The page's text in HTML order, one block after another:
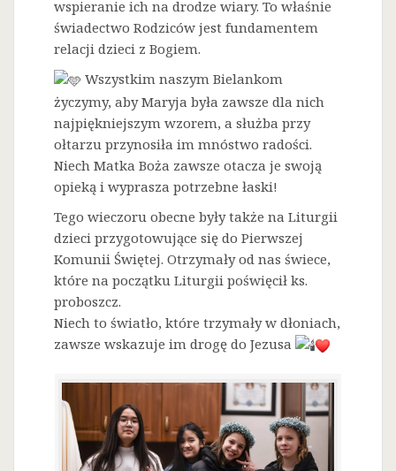
wspieranie ich na drodze wiary. To właśnie
świadectwo Rodziców jest fundamentem
relacji dzieci z Bogiem.
Wszystkim naszym Bielankom
życzymy, aby Maryja była zawsze dla nich
najpiękniejszym wzorem, a służba przy
ołtarzu przynosiła im mnóstwo radości.
Niech Matka Boża zawsze otacza je swoją
opieką i wyprasza potrzebne łaski!
Tego wieczoru obecne były także na Liturgii
dzieci przygotowujące się do Pierwszej
Komunii Świętej. Otrzymały od nas świece,
które na początku Liturgii poświęcił ks.
proboszcz.
Niech to światło, które trzymały w dłoniach,
zawsze wskazuje im drogę do Jezusa